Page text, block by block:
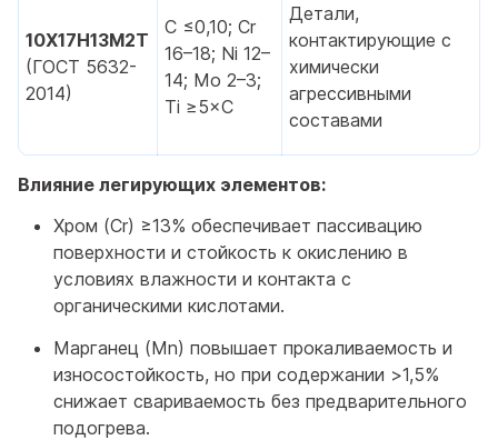
10Х17Н13М2Т
(ГОСТ 5632-
2014)
С ≤0,10; Cr
16–18; Ni 12–
14; Mo 2–3;
Ti ≥5×C
Детали,
контактирующие с
химически
агрессивными
составами
Влияние легирующих элементов:
Хром (Cr) ≥13% обеспечивает пассивацию
поверхности и стойкость к окислению в
условиях влажности и контакта с
органическими кислотами.
Марганец (Mn) повышает прокаливаемость и
износостойкость, но при содержании >1,5%
снижает свариваемость без предварительного
подогрева.